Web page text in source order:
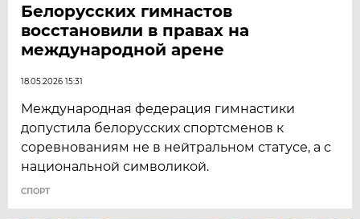
Белорусских гимнастов
восстановили в правах на
международной арене
18.05.2026 15:31
Международная федерация гимнастики
допустила белорусских спортсменов к
соревнованиям не в нейтральном статусе, а с
национальной символикой.
СПОРТ